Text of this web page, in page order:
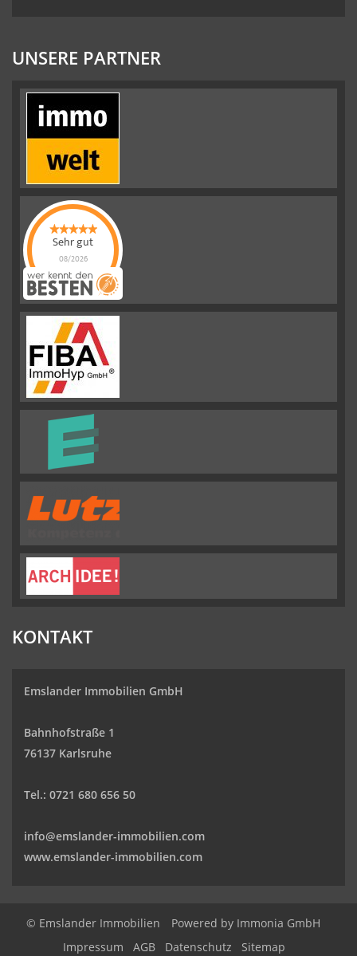
UNSERE PARTNER
Sehr gut
08/2026
Emslander
Immobilien GMBH
Sternen |
292Emslander
Immobilien
GMBHBewertungen
auf
werkenntdenBESTEN.de
KONTAKT
Emslander Immobilien GmbH
Bahnhofstraße 1
76137 Karlsruhe
Tel.: 0721 680 656 50
info@emslander-immobilien.com
www.emslander-immobilien.com
© Emslander Immobilien Powered by Immonia GmbH
Impressum
AGB Datenschutz Sitemap